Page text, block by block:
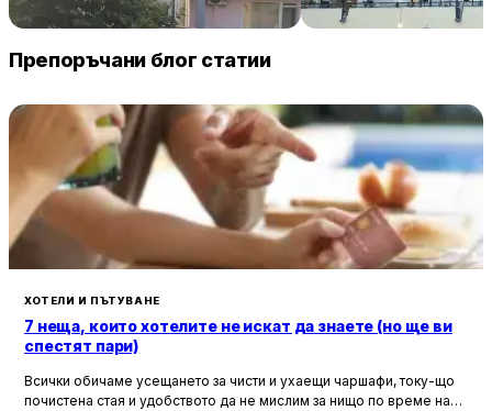
Китен 68 € / нощувка Велико Търново 106
Препоръчани блог статии
ХОТЕЛИ И ПЪТУВАНЕ
7 неща, които хотелите не искат да знаете (но ще ви
спестят пари)
Всички обичаме усещането за чисти и ухаещи чаршафи, току-що
почистена стая и удобството да не мислим за нищо по време на